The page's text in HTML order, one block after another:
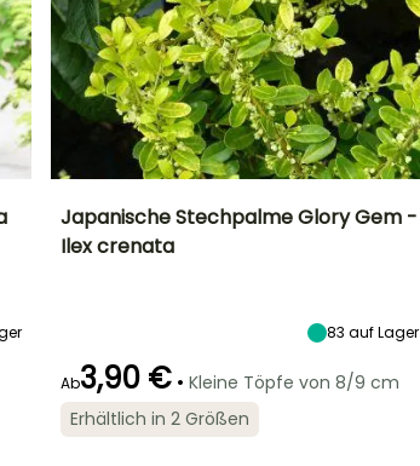
Blütezeit
Mai für Juni
Geeigneter
Zeitraum für die
Pflanzung
Japanische Stechpalme Glory Gem -
Ilex crenata
83 auf Lager
Ab3,90 € • Kleine Töpfe von 8/9 cm
Erhältlich in 2 Größen